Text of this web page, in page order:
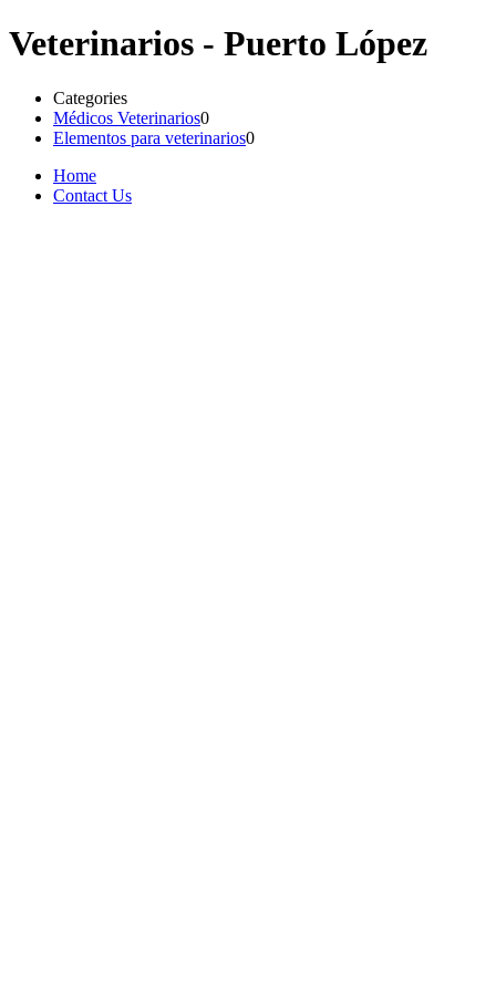
Veterinarios - Puerto López
Categories
Médicos Veterinarios0
Elementos para veterinarios0
Home
Contact Us